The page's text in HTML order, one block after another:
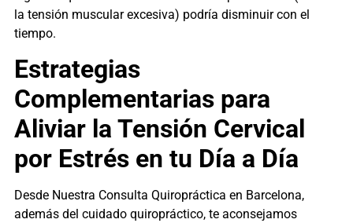
la tensión muscular excesiva) podría disminuir con el
tiempo.
Estrategias
Complementarias para
Aliviar la Tensión Cervical
por Estrés en tu Día a Día
Desde Nuestra Consulta Quiropráctica en Barcelona,
además del cuidado quiropráctico, te aconsejamos